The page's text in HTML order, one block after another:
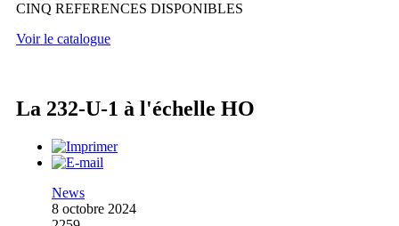
CINQ REFERENCES DISPONIBLES
Voir le catalogue
La 232-U-1 à l'échelle HO
News
8 octobre 2024